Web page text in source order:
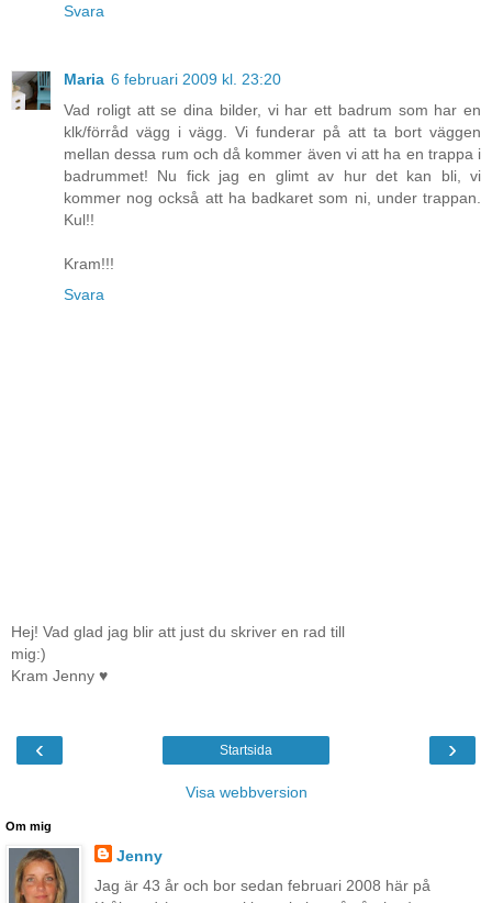
Svara
Maria 6 februari 2009 kl. 23:20
Vad roligt att se dina bilder, vi har ett badrum som har en
klk/förråd vägg i vägg. Vi funderar på att ta bort väggen
mellan dessa rum och då kommer även vi att ha en trappa i
badrummet! Nu fick jag en glimt av hur det kan bli, vi
kommer nog också att ha badkaret som ni, under trappan.
Kul!!
Kram!!!
Svara
Hej! Vad glad jag blir att just du skriver en rad till
mig:)
Kram Jenny ♥
‹ ›
Startsida
Visa webbversion
Om mig
Jenny
Jag är 43 år och bor sedan februari 2008 här på